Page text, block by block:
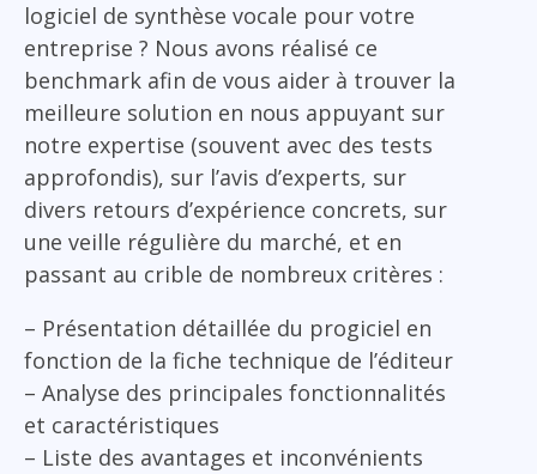
logiciel de synthèse vocale pour votre
entreprise ? Nous avons réalisé ce
benchmark afin de vous aider à trouver la
meilleure solution en nous appuyant sur
notre expertise (souvent avec des tests
approfondis), sur l’avis d’experts, sur
divers retours d’expérience concrets, sur
une veille régulière du marché, et en
passant au crible de nombreux critères :
– Présentation détaillée du progiciel en
fonction de la fiche technique de l’éditeur
– Analyse des principales fonctionnalités
et caractéristiques
– Liste des avantages et inconvénients